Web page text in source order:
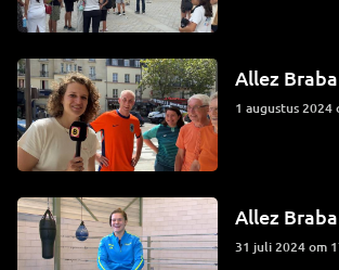
Allez
1 augustus
Allez
31 juli 2024 om